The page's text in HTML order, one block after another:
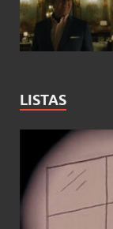
LISTAS